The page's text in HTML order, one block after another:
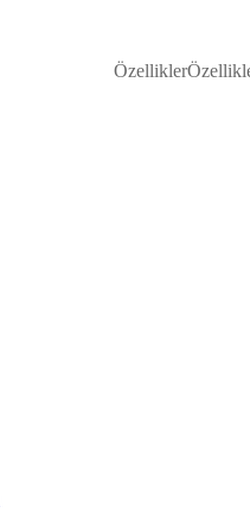
Özellikler